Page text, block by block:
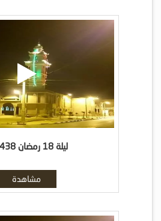
ليلة 18 رمضان 1438هـ
مشاهدة